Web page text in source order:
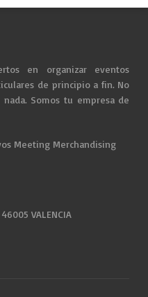
en organizar eventos
de principio a fin. No
Somos tu empresa de
Meeting Merchandising
VALENCIA